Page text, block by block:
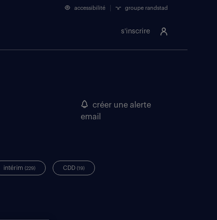
s'inscrire
accessibilité groupe randstad
créer une alerte
email
intérim(229) CDD(19)